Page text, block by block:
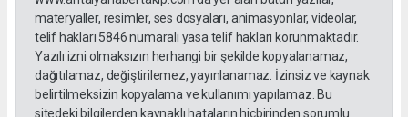
materyaller, resimler, ses dosyaları, animasyonlar, videolar,
telif hakları 5846 numaralı yasa telif hakları korunmaktadır.
Yazılı izni olmaksızın herhangi bir şekilde kopyalanamaz,
dağıtılamaz, değiştirilemez, yayınlanamaz. İzinsiz ve kaynak
belirtilmeksizin kopyalama ve kullanımı yapılamaz. Bu
sitedeki bilgilerden kaynaklı hataların hiçbirinden sorumlu